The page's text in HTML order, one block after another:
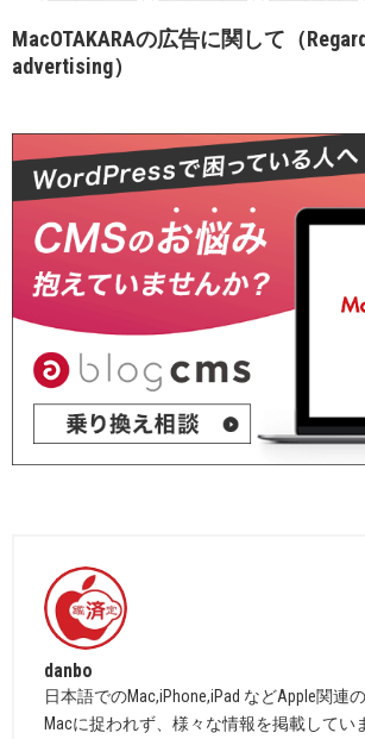
MacOTAKARAの広告に関して（
advertising）
danbo
日本語でのMac,iPhone,iPad などApple関連
Macに捉われず、様々な情報を掲載してい